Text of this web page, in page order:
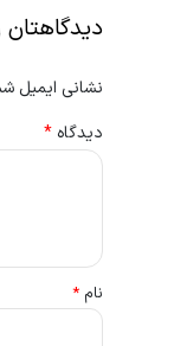
دیدگاهتان
نشانی ایمیل
دیدگاه*
نام*